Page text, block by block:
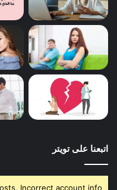
اتبعنا على تويتر
Incorrect account info.